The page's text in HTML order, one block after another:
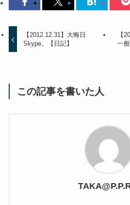
【2012.12.31】大晦日
Skype。【日記】
【
一
この記事を書いた人